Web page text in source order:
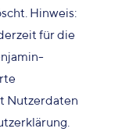
Hinweis:
für die
Nutzerdaten